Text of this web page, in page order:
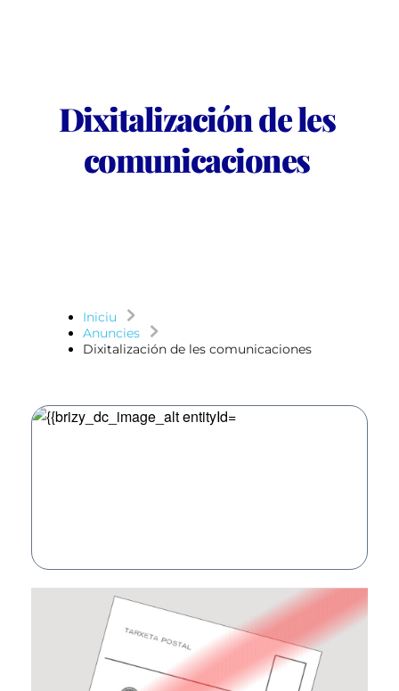
Dixitalización de les
comunicaciones
Iniciu
Anuncies
Dixitalización de les comunicaciones